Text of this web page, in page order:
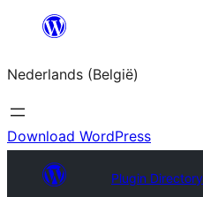
Spring
de
inhoud
Nederlands (België)
Download WordPress
Plugin Directory